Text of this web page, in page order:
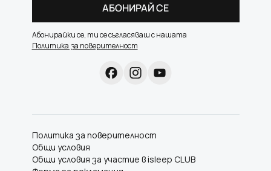
АБОНИРАЙ СЕ
Абонирайки се, ти се съгласяваш с нашата
Политика за поверителност
Политика за поверителност
Общи условия
Общи условия за участие в isleep CLUB